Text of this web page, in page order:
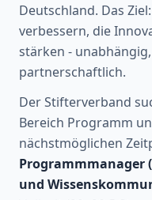
Deutschland. Das
verbessern, die
stärken -
partnerschaftlich.
Der Stifterverband
Bereich Programm
nächstmöglichen
Programmmanager
und